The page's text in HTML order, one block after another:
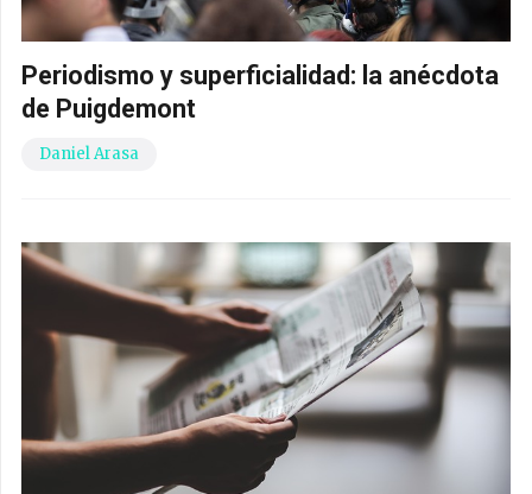
Periodismo y superficialidad: la anécdota
de Puigdemont
Daniel Arasa